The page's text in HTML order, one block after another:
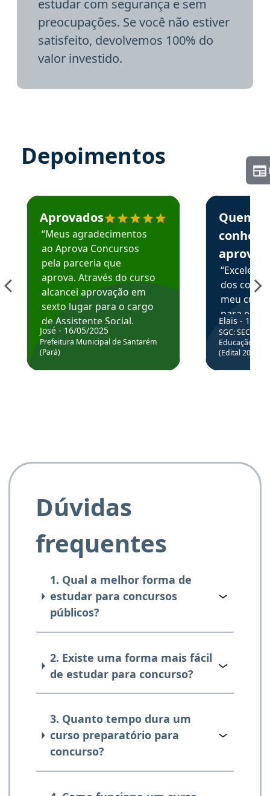
estudar com segurança e sem
preocupações. Se você não estiver
satisfeito, devolvemos 100% do
valor investido.
Depoimentos
Estudante José recomenda o Aprova Concursos em
Aprovados
“Meus agradecimentos
ao Aprova Concursos
pela parceria que
aprova. Através do curso
alcancei aprovação em
sexto lugar para o cargo
de Assistente Social.
Hoje estou atuando na
Prefeitura de Santarém.
José - 16/05/2025
Prefeitura Municipal de Santarém
(Pará)
Estudante
Quem
aprova
dos
meu
para
colocar
através
de
Elais - 15/
SGC: SEC BA
Educação
(Edital
Dúvidas
frequentes
1. Qual a melhor forma de
estudar para concursos
públicos?
2. Existe uma forma mais fácil
de estudar para concurso?
3. Quanto tempo dura um
curso preparatório para
concurso?